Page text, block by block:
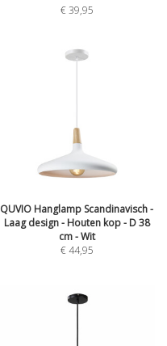
€39,95
QUVIO Hanglamp Scandinavisch -
Laag design - Houten kop - D 38
cm - Wit
€44,95